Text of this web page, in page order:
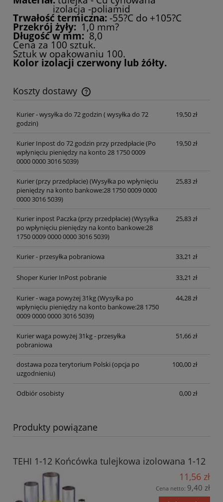
izolacja -poliamid
Trwałość termiczna: -55?C do +105?C
Przekrój żyły: 1,0 mm?
Długość w mm: 8,0
Cena za 100 sztuk.
Sztuk w opakowaniu 100.
Kolor izolacji czerwony lub żółty.
Koszty dostawy
Cena nie zawiera ewentualnych kosztów płatności
Kurier - wysyłka do 72 godzin ( wysyłka do 72
godzin)
19,50 zł
Kurier Inpost do 72 godzin przy przedpłacie(Po
wpłynięciu pieniędzy na konto 28 1750 0009
0000 0000 3016 5039)
19,50 zł
Kurier (przy przedpłacie)(Wysyłka po wpłynięciu
pieniędzy na konto bankowe:28 1750 0009 0000
0000 3016 5039)
25,83 zł
Kurier inpost Paczka (przy przedpłacie)(Wysyłka
po wpłynięciu pieniędzy na konto bankowe:28
1750 0009 0000 0000 3016 5039)
25,83 zł
Kurier - przesyłka pobraniowa 33,21 zł
Shoper Kurier InPost pobranie 33,21 zł
Kurier - waga powyżej 31kg(Wysyłka po
wpłynięciu pieniędzy na konto bankowe:28 1750
0009 0000 0000 3016 5039)
44,28 zł
Kurier waga powyżej 31kg - przesyłka
pobraniowa
51,66 zł
dostawa poza terytorium Polski (opcja po
uzgodnieniu)
100,00 zł
Odbiór osobisty 0,00 zł
Produkty powiązane
TEHI 1-12 Końcówka tulejkowa izolowana 1-12
11,56 zł
Cena netto: 9,40 zł